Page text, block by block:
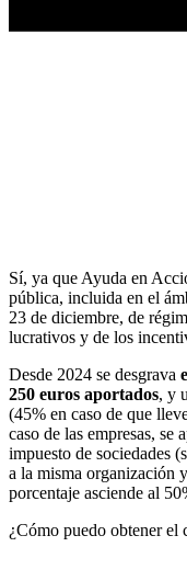
Sí, ya que Ayuda en
pública, incluida en el
23 de diciembre, de
lucrativos y de los
Desde 2024 se desgrava
250 euros aportados, y
(45% en caso de que
caso de las empresas, se
impuesto de sociedades
a la misma organización
porcentaje asciende al
¿Cómo puedo obtener el